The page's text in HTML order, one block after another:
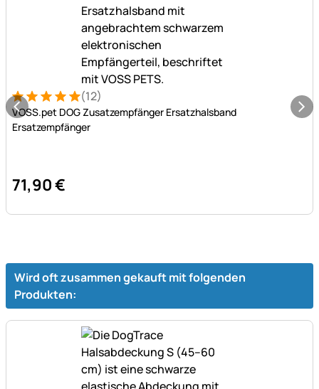
Bewertung: 5 von 5 (12 Bewertungen)
12 Bewertungen
(12)
VOSS.pet DOG Zusatzempfänger Ersatzhalsband
Ersatzempfänger
71,90€
Wird oft zusammen gekauft mit folgenden
Produkten: